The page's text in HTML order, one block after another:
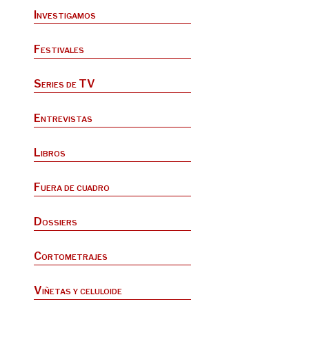
Investigamos
Festivales
Series de TV
Entrevistas
Libros
Fuera de cuadro
Dossiers
Cortometrajes
Viñetas y celuloide